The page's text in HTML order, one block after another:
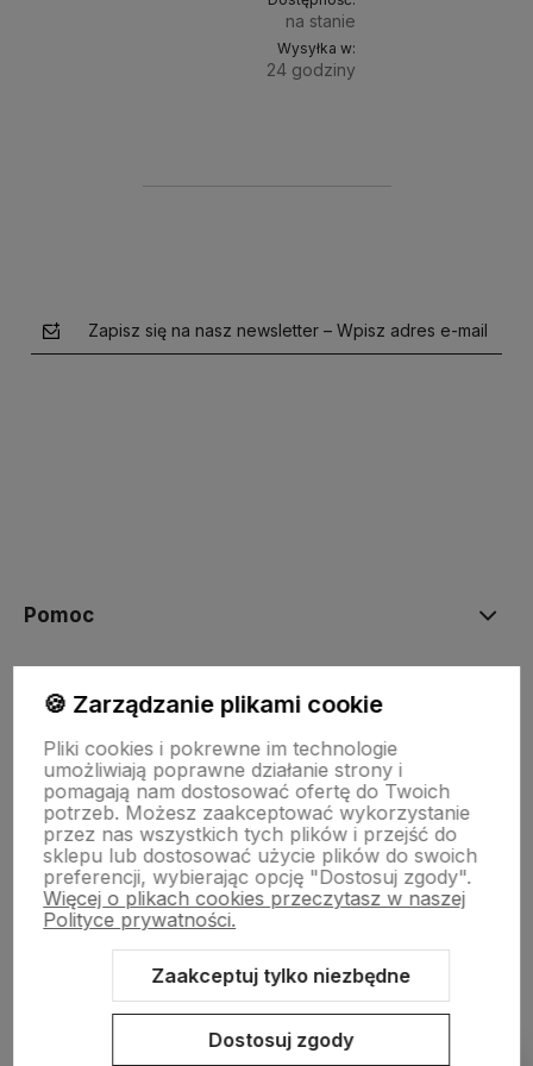
na stanie
Wysyłka w:
24 godziny
Zapisz się na nasz newsletter – Wpisz adres e-mail
Pomoc
Moje konto
Płatności i dostawa
Informacje
O nas
Sklep internetowy Shoper.pl Szablon Shoper Modern 3.0™
🍪 Zarządzanie plikami cookie
Pliki cookies i pokrewne im technologie
umożliwiają poprawne działanie strony i
pomagają nam dostosować ofertę do Twoich
potrzeb. Możesz zaakceptować wykorzystanie
przez nas wszystkich tych plików i przejść do
sklepu lub dostosować użycie plików do swoich
preferencji, wybierając opcję "Dostosuj zgody".
Więcej o plikach cookies przeczytasz w naszej
Polityce prywatności.
Zaakceptuj tylko niezbędne
Dostosuj zgody